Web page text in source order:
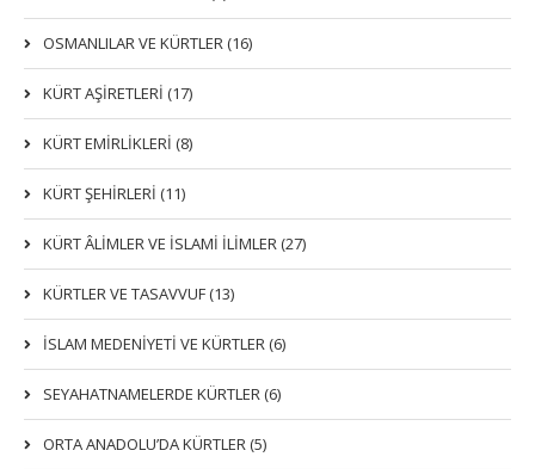
OSMANLILAR VE KÜRTLER (16)
KÜRT AŞİRETLERİ (17)
KÜRT EMİRLİKLERİ (8)
KÜRT ŞEHİRLERİ (11)
KÜRT ÂLİMLER VE İSLAMİ İLİMLER (27)
KÜRTLER VE TASAVVUF (13)
İSLAM MEDENİYETİ VE KÜRTLER (6)
SEYAHATNAMELERDE KÜRTLER (6)
ORTA ANADOLU’DA KÜRTLER (5)